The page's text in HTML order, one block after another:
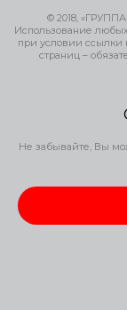
© 2018,
Использование
при условии ссылки
страниц –
Не забывайте, Вы